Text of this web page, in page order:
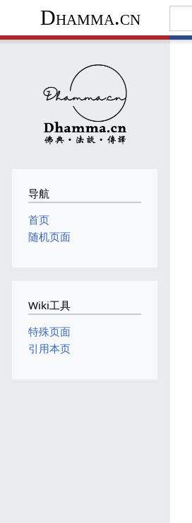
Dhamma.cn
导航
首页
随机页面
Wiki工具
特殊页面
引用本页